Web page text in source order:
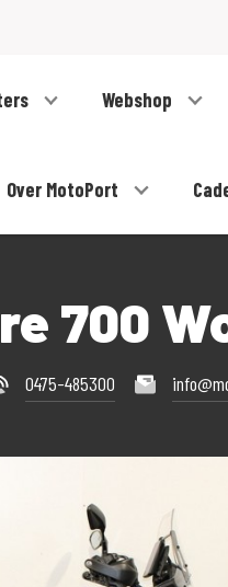
Webshop
Over MotoPort
700
0475-485300